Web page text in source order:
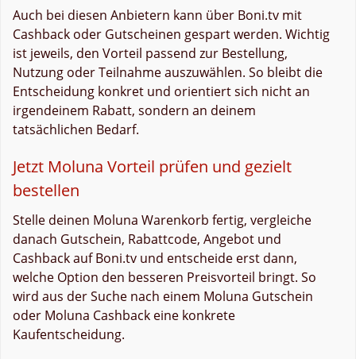
Auch bei diesen Anbietern kann über Boni.tv mit
Cashback oder Gutscheinen gespart werden. Wichtig
ist jeweils, den Vorteil passend zur Bestellung,
Nutzung oder Teilnahme auszuwählen. So bleibt die
Entscheidung konkret und orientiert sich nicht an
irgendeinem Rabatt, sondern an deinem
tatsächlichen Bedarf.
Jetzt Moluna Vorteil prüfen und gezielt
bestellen
Stelle deinen Moluna Warenkorb fertig, vergleiche
danach Gutschein, Rabattcode, Angebot und
Cashback auf Boni.tv und entscheide erst dann,
welche Option den besseren Preisvorteil bringt. So
wird aus der Suche nach einem Moluna Gutschein
oder Moluna Cashback eine konkrete
Kaufentscheidung.